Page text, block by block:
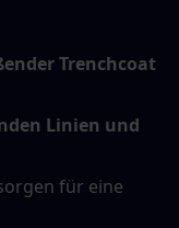
Trenchcoat
Linien und
für eine